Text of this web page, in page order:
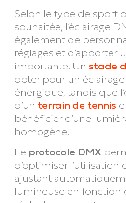
Selon le type de sport
souhaitée, l’éclairage
également de
réglages et d’apporter
importante. Un stade
opter pour un
énergique, tandis que
d’un terrain de tennis
bénéficier d’une
homogène.
Le protocole DMX
d’optimiser l’utilisation
ajustant
lumineuse en fonction